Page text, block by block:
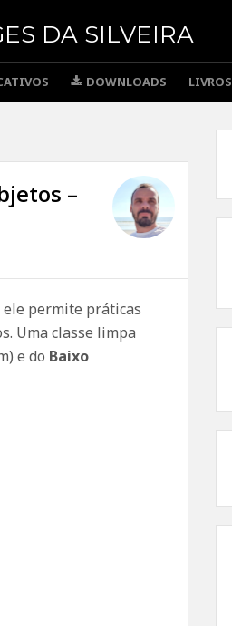
DA SILVEIRA
DOWNLOADS LIVROS
–
ele permite práticas
Uma classe limpa
e do Baixo